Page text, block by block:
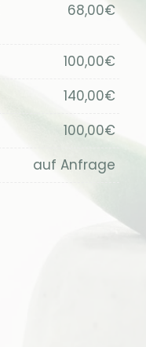
68,00€
100,00€
140,00€
100,00€
auf Anfrage